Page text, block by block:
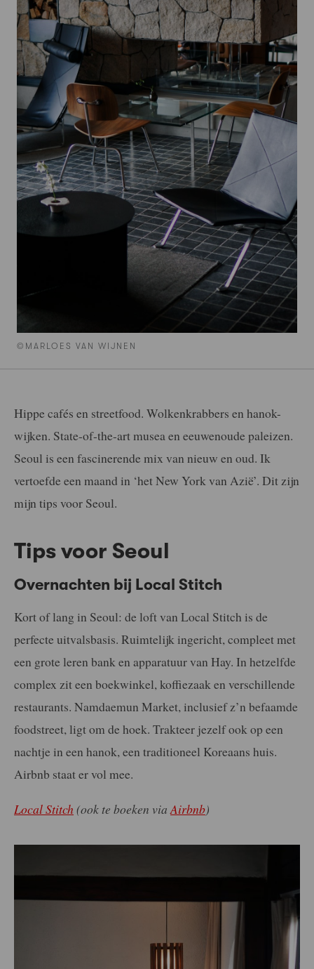
©MARLOES VAN WIJNEN
Hippe cafés en streetfood. Wolkenkrabbers en hanok-
wijken. State-of-the-art musea en eeuwenoude paleizen.
Seoul is een fascinerende mix van nieuw en oud. Ik
vertoefde een maand in ‘het New York van Azië’. Dit zijn
mijn tips voor Seoul.
Tips voor Seoul
Overnachten bij Local Stitch
Kort of lang in Seoul: de loft van Local Stitch is de
perfecte uitvalsbasis. Ruimtelijk ingericht, compleet met
een grote leren bank en apparatuur van Hay. In hetzelfde
complex zit een boekwinkel, koffiezaak en verschillende
restaurants. Namdaemun Market, inclusief z’n befaamde
foodstreet, ligt om de hoek. Trakteer jezelf ook op een
nachtje in een hanok, een traditioneel Koreaans huis.
Airbnb staat er vol mee.
Local Stitch (ook te boeken via Airbnb)